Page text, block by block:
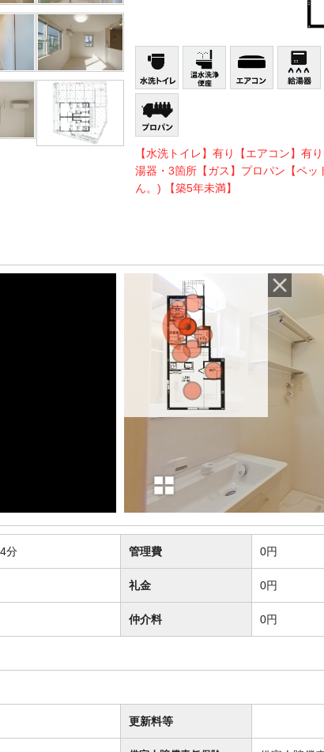
【水洗トイレ】有り【エアコン】有
湯器・3箇所【ガス】プロパン【ペ
ん。) 【築5年未満】
分 管理費 0円
礼金 0円
仲介料 0円
更新料等